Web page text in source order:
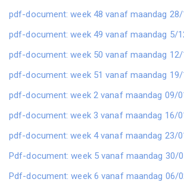
pdf-document: week 48 vanaf maandag
pdf-document: week 49 vanaf maandag 5/
pdf-document: week 50 vanaf maandag
pdf-document: week 51 vanaf maandag
pdf-document: week 2 vanaf maandag 09/
pdf-document: week 3 vanaf maandag 16/
pdf-document: week 4 vanaf maandag 23/
Pdf-document: week 5 vanaf maandag 30/
Pdf-document: week 6 vanaf maandag 06/